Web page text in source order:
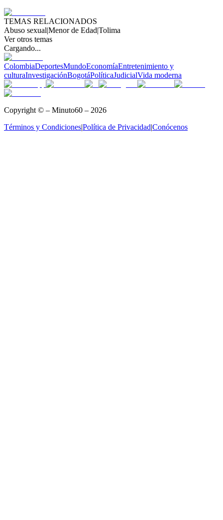
TEMAS RELACIONADOS
Abuso sexual|Menor de Edad|Tolima
Ver otros temas
Cargando...
ColombiaDeportesMundoEconomíaEntretenimiento y
culturaInvestigaciónBogotáPolíticaJudicialVida moderna
Copyright © – Minuto60 – 2026
Términos y Condiciones|Política de Privacidad|Conócenos